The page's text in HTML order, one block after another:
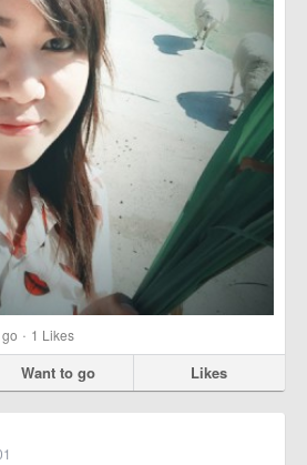
· 1 Likes
Want to go Likes